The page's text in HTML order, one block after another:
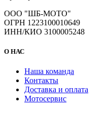
ООО "ШБ-МОТО"
ОГРН 1223100010649
ИНН/КИО 3100005248
О НАС
Наша команда
Контакты
Доставка и оплата
Мотосервис